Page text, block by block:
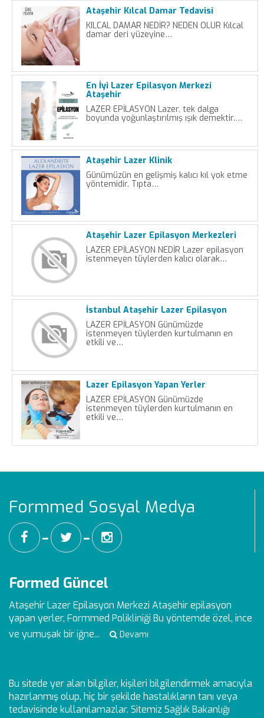
Ataşehir Kılcal Damar Tedavisi
KILCAL DAMAR NEDİR? NEDEN OLUR Kılcal
damar deri yüzeyine…
En İyi Lazer Epilasyon Merkezi
Ataşehir
LAZER EPİLASYON Lazer, tek dalga
boyunda yoğunlaştırılmış ışık demektir.…
Ataşehir Lazer Klinik
Günümüzün en gelişmiş kalıcı kıl yok etme
yöntemidir. Tıpta…
Ataşehir Lazer Epilasyon Merkezleri
LAZER EPİLASYON NEDİR Lazer epilasyon
istenmeyen tüylerden kalıcı olarak…
İstanbul Ataşehir Lazer Epilasyon
LAZER EPİLASYON Günümüzde
istenmeyen tüylerden kurtulmanın en
etkili ve…
Lazer Epilasyon Yapan Yerler
LAZER EPİLASYON Günümüzde
istenmeyen tüylerden kurtulmanın en
etkili ve…
Formmed Sosyal Medya
━ ━
Formed Güncel
Ataşehir Lazer Epilasyon Merkezi Ataşehir epilasyon
yapan yerler, Formmed Polikliniği Bu yöntemde özel, ince
ve yumuşak bir iğne...
Devamı
Bu sitede yer alan bilgiler, kişileri bilgilendirmek amacıyla
hazırlanmış olup, hiç bir şekilde hastalıkların tanı veya
tedavisinde kullanılamazlar. Sitemiz Sağlık Bakanlığı